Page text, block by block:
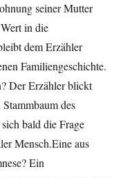
seiner Mutter
in die
dem Erzähler
Familiengeschichte.
Der Erzähler blickt
des
bald die Frage
Mensch.Eine aus
Ein